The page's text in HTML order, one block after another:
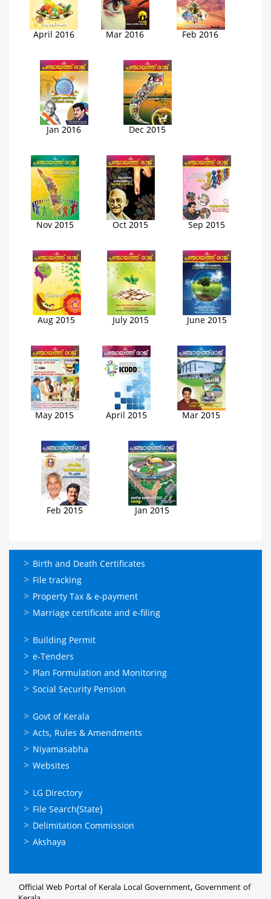
April 2016 Mar 2016 Feb 2016
Jan 2016 Dec 2015
Nov 2015 Oct 2015 Sep 2015
Aug 2015 July 2015 June 2015
May 2015 April 2015 Mar 2015
Feb 2015 Jan 2015
ഓണ്‍ലൈന്‍
സേവനങ്ങള്‍
Birth and Death Certificates
File tracking
Property Tax & e-payment
Marriage certificate and e-filing
ഓണ്‍ലൈന്‍
സേവനങ്ങള്‍
Building Permit
e-Tenders
Plan Formulation and Monitoring
Social Security Pension
ഉപയോഗപ്രദമായ
കണ്ണികള്‍
Govt of Kerala
Acts, Rules & Amendments
Niyamasabha
Websites
ഉപയോഗപ്രദമായ
കണ്ണികള്‍
LG Directory
File Search(State)
Delimitation Commission
Akshaya
Official Web Portal of Kerala Local Government, Government of